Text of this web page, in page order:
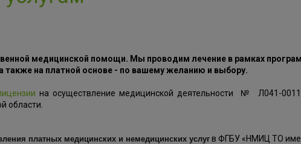
медицинской помощи. Мы проводим лечение в рамках
также на платной основе - по вашему желанию и выбору.
на осуществление медицинской деятельности № Л041-
области.
платных медицинских и немедицинских услуг в ФГБУ «НМИЦ ТО